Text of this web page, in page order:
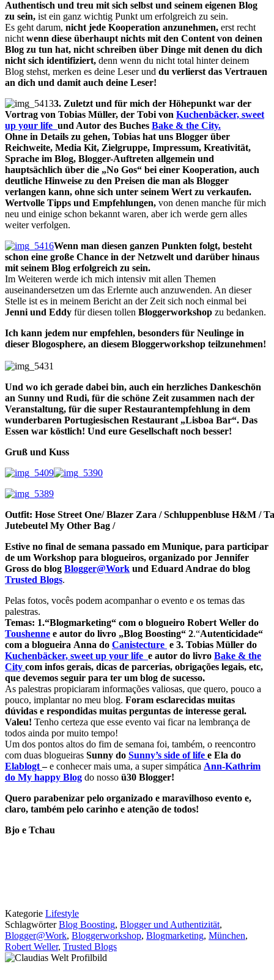
Authentisch und treu mit sich selbst und seinem eigenen Blog
zu sein, ist ein ganz wichtig Punkt um erfolgreich zu sein.
Es geht darum, nicht jede Kooperation anzunehmen, erst recht
nicht wenn diese überhaupt nichts mit den Content von deinen
Blog zu tun hat, nicht schreiben über Dinge mit denen du dich
nicht sich identifiziert, denn wenn du nicht total hinter deinem
Blog stehst, merken es deine Leser und du verlierst das Vertrauen
an dich und damit auch deine Leser!
3. Zuletzt und für mich der Höhepunkt war der
Vortrag von Tobias Müller, der Tobi von Kuchenbäcker, sweet
up your life und Autor des Buches Bake & the City.
Ohne in Details zu gehen, Tobias hat uns Blogger über
Reichweite, Media Kit, Zielgruppe, Impressum, Kreativität,
Sprache im Blog, Blogger-Auftreten allgemein und
hauptsächlich über die „No Gos“ bei einer Kooperation, auch
deutliche Hinweise zu den Preisen die man als Blogger
verlangen kann, ohne sich unter seinem Wert zu verkaufen.
Wertvolle Tipps und Empfehlungen, von denen manche für mich
neu und einige schon bekannt waren, aber ich werde gern alles
weiter verfolgen.
Wenn man diesen ganzen Punkten folgt, besteht
schon eine große Chance in der Netzwelt und darüber hinaus
mit seinem Blog erfolgreich zu sein.
Im Weiteren werde ich mich intensiv mit allen Themen
auseinandersetzen um das Erlernte auch anzuwenden. An dieser
Stelle ist es in meinem Bericht an der Zeit sich noch einmal bei
Jenni und Eddy für diesen tollen Bloggerworkshop zu bedanken.
Ich kann jedem nur empfehlen, besonders für Neulinge in
dieser Blogosphere, an diesem Bloggerworkshop teilzunehmen!
Und wo ich gerade dabei bin, auch ein herzliches Dankeschön
an Sunny und Rudi, für die schöne Zeit zusammen nach der
Veranstaltung, für die super Restaurantempfehlung in dem
wunderbaren Portugiesischen Restaurant „Lisboa Bar“. Das
Essen war köstlich! Und eure Gesellschaft noch besser!
Gruß und Kuss
Outfit: Hose Street One/ Blazer Zara / Schluppenbluse H&M /
Jutebeutel My Other Bag /
Estive no final de semana passado em Munique, para participar
de um Workshop para blogueiros, organizado por Jennifer
Gross do blog Blogger@Work und Eduard Andrae do blog
Trusted Blogs.
Pelas fotos, vocês podem acompanhar o evento e os temas das
palestras.
Temas: 1.“Blogmarketing“ com o blogueiro Robert Weller do
Toushenne e autor do livro „Blog Boosting“ 2.“Autenticidade“
com a blogueira Anna do Canistecture e 3. Tobias Müller do
Kuchenbäcker, sweet up your life e autor do livro Bake & the
City com infos gerais, dicas de parcerias, obrigações legais, etc,
que devemos seguir para ter um blog de sucesso.
As palestras propiciaram informações valiosas, que quero, pouco a
pouco, implantar no meu blog. Foram esclarecidas muitas
dúvidas e respondidas muitas perguntas de interesse geral.
Valeu! Tenho certeza que esse evento vai ficar na lembrança de
todos ainda por muito tempo!
Um dos pontos altos do fim de semana foi, também, o reencontro
com duas blogueiras Sunny do Sunny’s side of life e Ela do
Elablogt–e conhecer mais uma, a super simpática Ann-Kathrim
do My happy Blog do nosso ü30 Blogger!
Quero parabenizar pelo organizado e maravilhoso evento e,
claro, também pelo carinho e atenção de todos!
Bjo e Tchau
Kategorie Lifestyle
SchlagwörterBlog Boosting, Blogger und Authentizität,
Blogger@Work, Bloggerworkshop, Blogmarketing, München,
Robert Weller, Trusted Blogs